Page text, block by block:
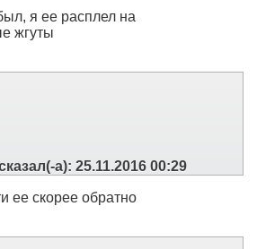
я ее расплел на
жгуты
а): 25.11.2016 00:29
ее скорее обратно